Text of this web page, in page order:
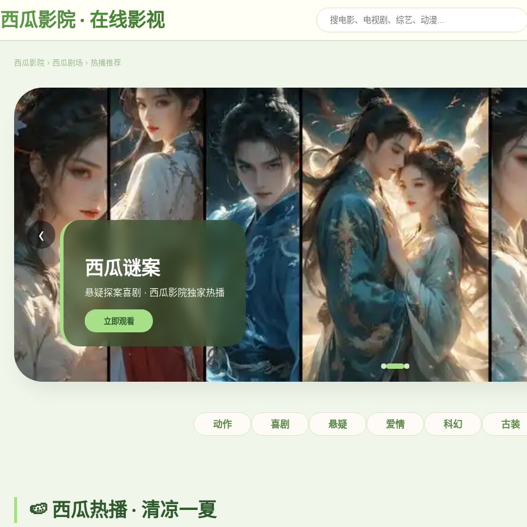
西瓜影院 · 在线影视
西瓜影院 › 西瓜剧场 › 热播推荐
西瓜谜案
悬疑探案喜剧 · 西瓜影院独家热播
立即观看
‹
动作 喜剧 悬疑 爱情 科幻 古装
🍉 西瓜热播 · 清凉一夏